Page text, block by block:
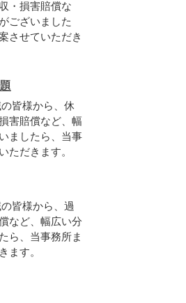
・損害賠償な
ございました
させていただき
皆様から、休
害賠償など、幅
ましたら、当事
ただきます。
皆様から、過
など、幅広い分
ら、当事務所ま
ます。